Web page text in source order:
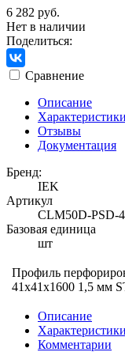
6 282 руб.
Нет в наличии
Поделиться:
Сравнение
Описание
Характеристики
Отзывы
Документация
Бренд:
IEK
Артикул
CLM50D-PSD-
Базовая единица
шт
Профиль
41х41х1600 1,5 мм
Описание
Характеристики
Комментарии